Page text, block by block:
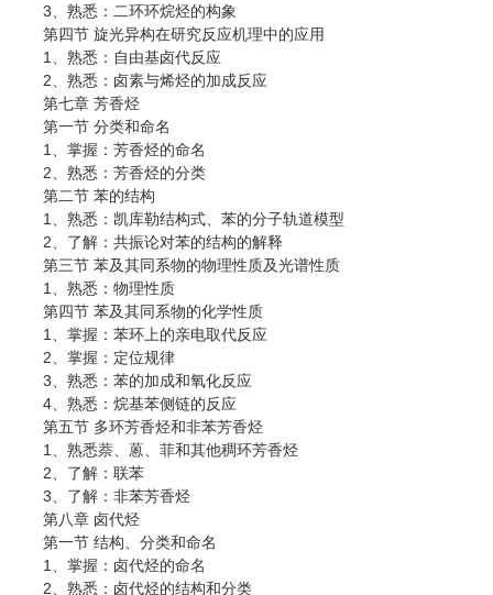
3、熟悉：二环环烷烃的构象
第四节 旋光异构在研究反应机理中的应用
1、熟悉：自由基卤代反应
2、熟悉：卤素与烯烃的加成反应
第七章 芳香烃
第一节 分类和命名
1、掌握：芳香烃的命名
2、熟悉：芳香烃的分类
第二节 苯的结构
1、熟悉：凯库勒结构式、苯的分子轨道模型
2、了解：共振论对苯的结构的解释
第三节 苯及其同系物的物理性质及光谱性质
1、熟悉：物理性质
第四节 苯及其同系物的化学性质
1、掌握：苯环上的亲电取代反应
2、掌握：定位规律
3、熟悉：苯的加成和氧化反应
4、熟悉：烷基苯侧链的反应
第五节 多环芳香烃和非苯芳香烃
1、熟悉萘、蒽、菲和其他稠环芳香烃
2、了解：联苯
3、了解：非苯芳香烃
第八章 卤代烃
第一节 结构、分类和命名
1、掌握：卤代烃的命名
2、熟悉：卤代烃的结构和分类